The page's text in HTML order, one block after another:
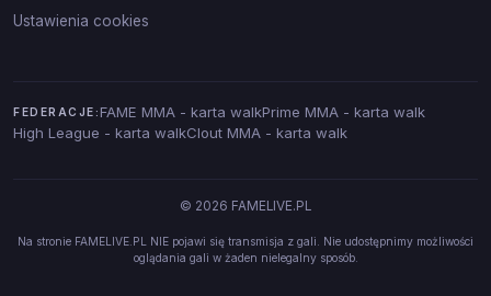
Ustawienia cookies
FEDERACJE: FAME MMA - karta walkPrime MMA - karta walk
High League - karta walkClout MMA - karta walk
© 2026 FAMELIVE.PL
Na stronie FAMELIVE.PL NIE pojawi się transmisja z gali. Nie udostępnimy możliwości
oglądania gali w żaden nielegalny sposób.